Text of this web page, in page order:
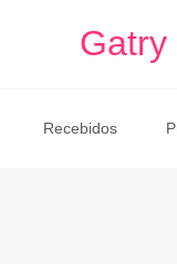
Gatry
Recebidos